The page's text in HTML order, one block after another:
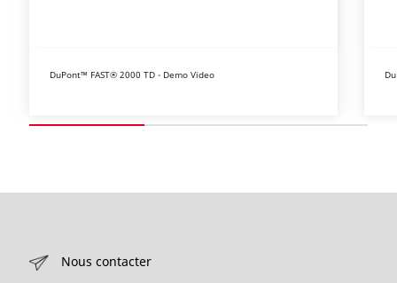
DuPont™ FAST® 2000 TD - Demo Video
Nous contacter